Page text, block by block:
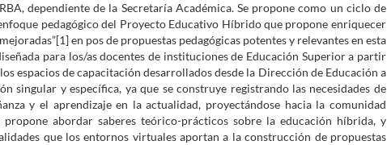
dependiente de la Secretaría Académica. Se propone como un ciclo de
pedagógico del Proyecto Educativo Híbrido que propone enriquecer
en pos de propuestas pedagógicas potentes y relevantes en esta
para los/as docentes de instituciones de Educación Superior a partir
espacios de capacitación desarrollados desde la Dirección de Educación a
singular y específica, ya que se construye registrando las necesidades de
y el aprendizaje en la actualidad, proyectándose hacia la comunidad
abordar saberes teórico-prácticos sobre la educación híbrida, y
que los entornos virtuales aportan a la construcción de propuestas